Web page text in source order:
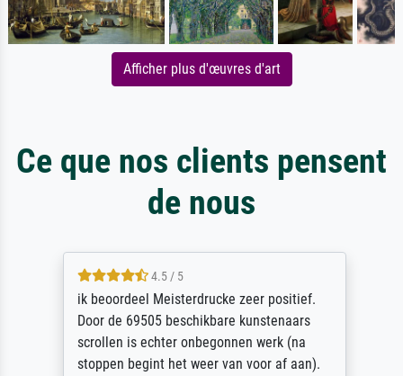
Afficher plus d'œuvres d'art
Ce que nos clients pensent
de nous
4.5 / 5
ik beoordeel Meisterdrucke zeer positief.
Door de 69505 beschikbare kunstenaars
scrollen is echter onbegonnen werk (na
stoppen begint het weer van voor af aan).